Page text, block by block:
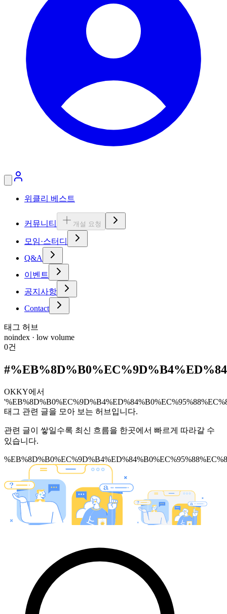
위클리 베스트
커뮤니티 개설 요청
모임·스터디
Q&A
이벤트
공지사항
Contact
태그 허브
noindex · low volume
0건
#
OKKY에서
태그 관련 글을 모아 보는 허브입니다.
관련 글이 쌓일수록 최신 흐름을 한곳에서 빠르게 따라갈 수
있습니다.